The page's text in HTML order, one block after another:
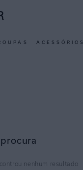
ACESSÓRIOS